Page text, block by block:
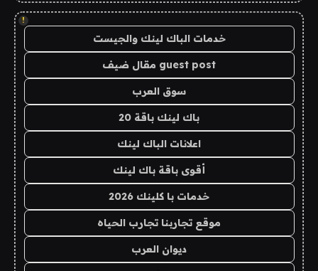
!
خدمات الباك لينك والجيست
guest post مقال ضيف
سوق العرب
باك لينك باقة 20
اعلانات الباك لينك
أقوى باقة باك لينك
خدمات با كلينك 2026
موقع تجاربنا تجارب الحياه
ديوان العرب